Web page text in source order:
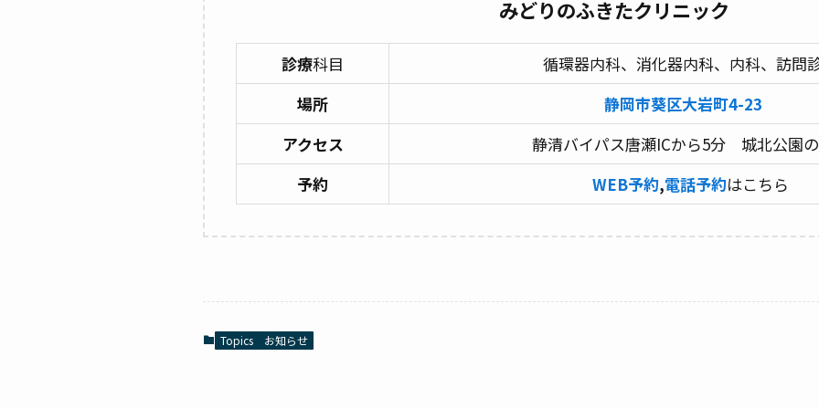
みどりのふきたクリニック
診療科目
循環器内科、消化器内科、内科、訪問
場所
静岡市葵区大岩町4-23
アクセス
静清バイパス唐瀬ICから5分 城北公園の
予約
WEB予約,電話予約はこちら
Topics お知らせ